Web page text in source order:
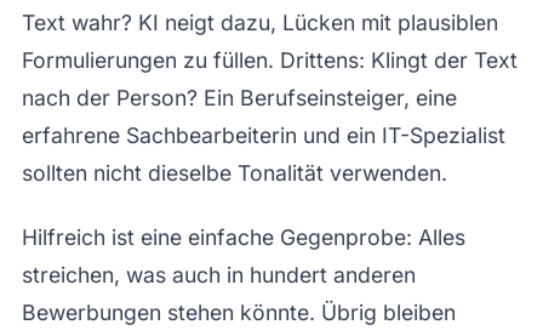
Text wahr? KI neigt dazu, Lücken mit plausiblen
Formulierungen zu füllen. Drittens: Klingt der Text
nach der Person? Ein Berufseinsteiger, eine
erfahrene Sachbearbeiterin und ein IT-Spezialist
sollten nicht dieselbe Tonalität verwenden.
Hilfreich ist eine einfache Gegenprobe: Alles
streichen, was auch in hundert anderen
Bewerbungen stehen könnte. Übrig bleiben